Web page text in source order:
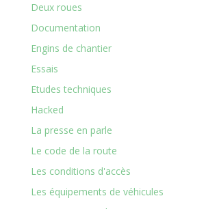
Deux roues
Documentation
Engins de chantier
Essais
Etudes techniques
Hacked
La presse en parle
Le code de la route
Les conditions d'accès
Les équipements de véhicules